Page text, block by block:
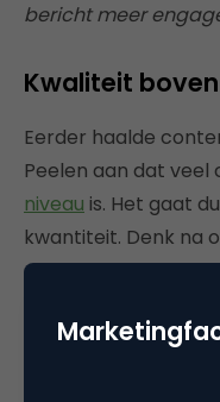
bericht meer
Kwaliteit
Eerder haalde
Peelen aan dat veel
niveau is. Het gaat
kwantiteit. Denk na
emotionele lading je
aandacht aan de
probeer